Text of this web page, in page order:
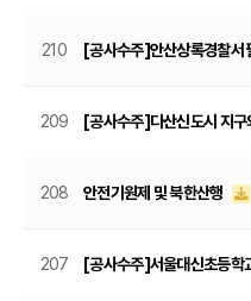
210 [공사수주]안산상록경찰서
209 [공사수주]다산신도시 지
208 안전기원제 및 북한산행
207 [공사수주]서울대신초등학